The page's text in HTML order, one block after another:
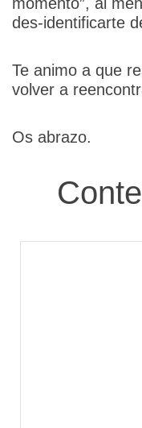
des-identificarte
Te animo a que
volver a
Os abrazo.